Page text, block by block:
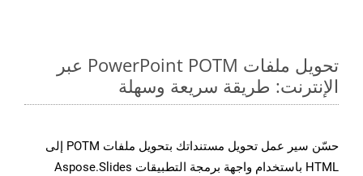
تحويل ملفات PowerPoint POTM عبر
الإنترنت: طريقة سريعة وسهلة
حسّن سير عمل تحويل مستنداتك بتحويل ملفات POTM إلى
HTML باستخدام واجهة برمجة التطبيقات Aspose.Slides